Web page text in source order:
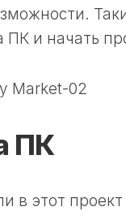
ПК и начать
ПК
в этот